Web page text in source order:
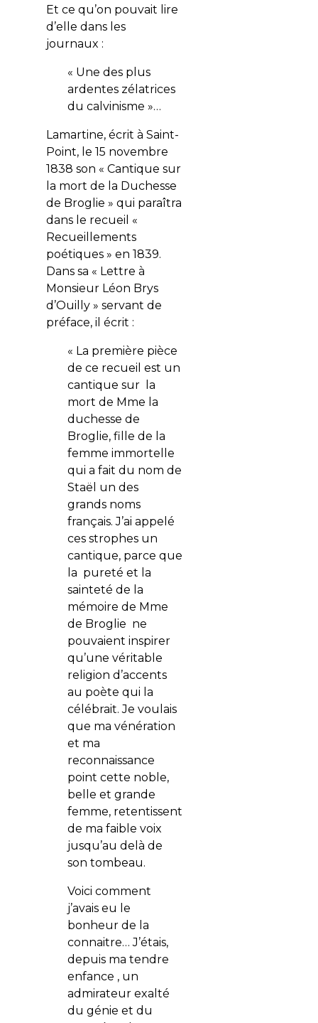
Et ce qu’on pouvait lire
d’elle dans les
journaux :
« Une des plus
ardentes zélatrices
du calvinisme »…
Lamartine, écrit à Saint-
Point, le 15 novembre
1838 son « Cantique sur
la mort de la Duchesse
de Broglie » qui paraîtra
dans le recueil «
Recueillements
poétiques » en 1839.
Dans sa « Lettre à
Monsieur Léon Brys
d’Ouilly » servant de
préface, il écrit :
« La première pièce
de ce recueil est un
cantique sur la
mort de Mme la
duchesse de
Broglie, fille de la
femme immortelle
qui a fait du nom de
Staël un des
grands noms
français. J’ai appelé
ces strophes un
cantique, parce que
la pureté et la
sainteté de la
mémoire de Mme
de Broglie ne
pouvaient inspirer
qu’une véritable
religion d’accents
au poète qui la
célébrait. Je voulais
que ma vénération
et ma
reconnaissance
point cette noble,
belle et grande
femme, retentissent
de ma faible voix
jusqu’au delà de
son tombeau.
Voici comment
j’avais eu le
bonheur de la
connaitre… J’étais,
depuis ma tendre
enfance , un
admirateur exalté
du génie et du